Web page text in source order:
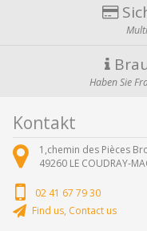
Haben Sie
Kontakt
1,chemin des Pièces
49260 LE COUDRAY-
02 41 67 79 30
Find us, Contact us